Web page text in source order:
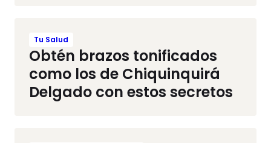
Tu Salud
Obtén brazos tonificados
como los de Chiquinquirá
Delgado con estos secretos